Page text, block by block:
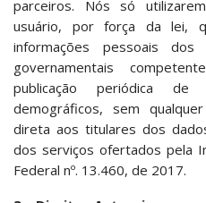
parceiros. Nós só
usuário, por força da lei,
informações pessoais dos
governamentais
publicação periódica
demográficos, sem
direta aos titulares dos
dos serviços ofertados pela
Federal nº. 13.460, de 2017.